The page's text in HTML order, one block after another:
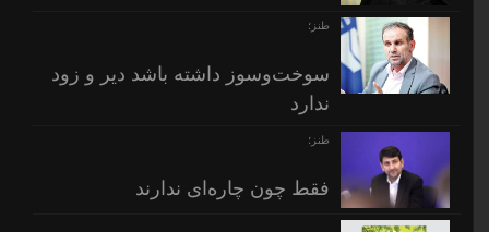
طنز؛
سوخت‌وسوز داشته باشد دیر و زود
ندارد
طنز؛
فقط چون چاره‌ای ندارند